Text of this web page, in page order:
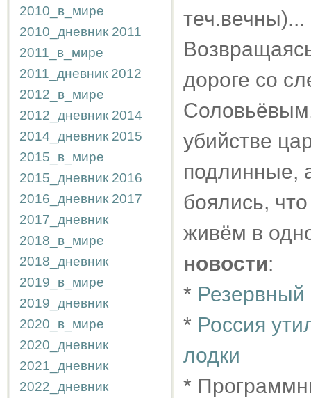
2010_в_мире
2010_дневник 2011
2011_в_мире
2011_дневник 2012
2012_в_мире
2012_дневник 2014
2014_дневник 2015
2015_в_мире
2015_дневник 2016
2016_дневник 2017
2017_дневник
2018_в_мире
2018_дневник
2019_в_мире
2019_дневник
2020_в_мире
2020_дневник
2021_дневник
2022_дневник
теч.вечны)...
дороге со
убийстве
подлинные,
боялись,
живём в
новости:
*
* Россия
лодки
*